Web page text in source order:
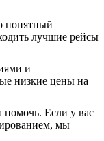
понятный
лучшие рейсы
и
низкие цены на
помочь. Если у вас
мы